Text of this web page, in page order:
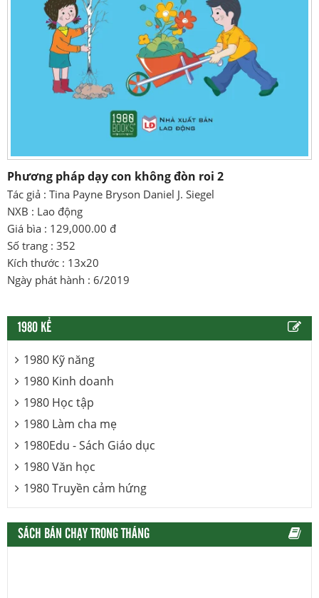
Phương pháp dạy con không đòn roi 2
Tác giả : Tina Payne Bryson Daniel J. Siegel
NXB : Lao động
Giá bìa : 129,000.00 đ
Số trang : 352
Kích thước : 13x20
Ngày phát hành : 6/2019
1980 KỂ
1980 Kỹ năng
1980 Kinh doanh
1980 Học tập
1980 Làm cha mẹ
1980Edu - Sách Giáo dục
1980 Văn học
1980 Truyền cảm hứng
SÁCH BÁN CHẠY TRONG THÁNG